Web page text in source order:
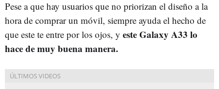
Pese a que hay usuarios que no priorizan el diseño a la
hora de comprar un móvil, siempre ayuda el hecho de
que este te entre por los ojos, y este Galaxy A33 lo
hace de muy buena manera.